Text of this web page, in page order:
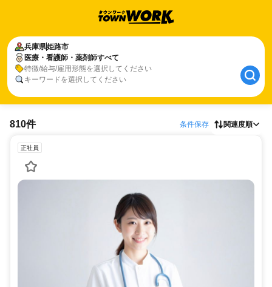
兵庫県姫路市
医療・看護師・薬剤師すべて
特徴/給与/雇用形態を選択してください
キーワードを選択してください
810件 条件保存 関連度順
正社員